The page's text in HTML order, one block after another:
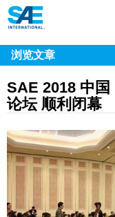
浏览文章
SAE 2018 中
论坛 顺利闭幕